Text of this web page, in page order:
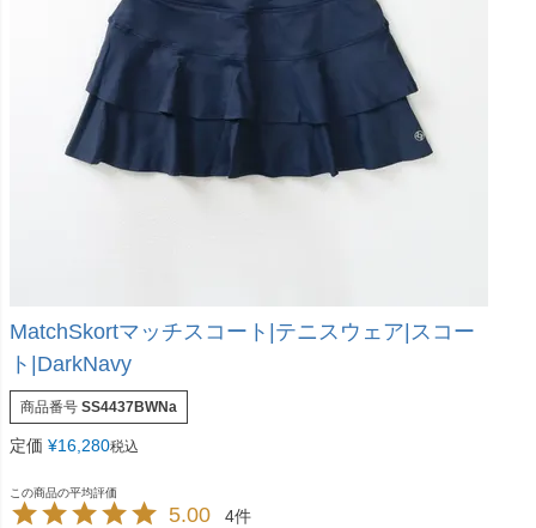
MatchSkortマッチスコート|テニスウェア|スコー
ト|DarkNavy
商品番号 SS4437BWNa
定価 ¥16,280税込
5.00 4